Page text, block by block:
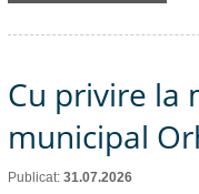
Cu privire la
municipal
Publicat: 31.07.2026